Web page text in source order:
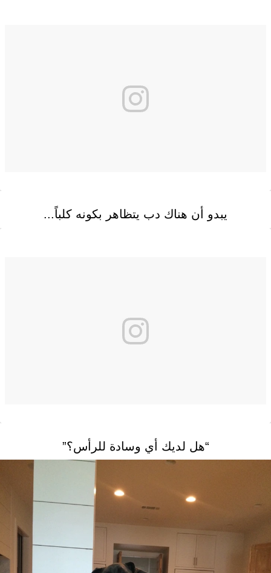
يبدو أن هناك دب يتظاهر بكونه كلباً...
“هل لديك أي وسادة للرأس؟”